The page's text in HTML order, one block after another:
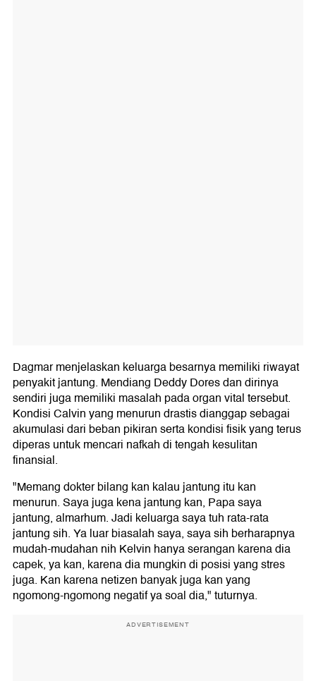
Dagmar menjelaskan keluarga besarnya memiliki riwayat
penyakit jantung. Mendiang Deddy Dores dan dirinya
sendiri juga memiliki masalah pada organ vital tersebut.
Kondisi Calvin yang menurun drastis dianggap sebagai
akumulasi dari beban pikiran serta kondisi fisik yang terus
diperas untuk mencari nafkah di tengah kesulitan
finansial.
"Memang dokter bilang kan kalau jantung itu kan
menurun. Saya juga kena jantung kan, Papa saya
jantung, almarhum. Jadi keluarga saya tuh rata-rata
jantung sih. Ya luar biasalah saya, saya sih berharapnya
mudah-mudahan nih Kelvin hanya serangan karena dia
capek, ya kan, karena dia mungkin di posisi yang stres
juga. Kan karena netizen banyak juga kan yang
ngomong-ngomong negatif ya soal dia," tuturnya.
ADVERTISEMENT